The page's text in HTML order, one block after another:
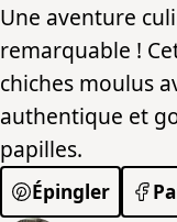
Une aventure
remarquable !
chiches moulus
authentique et
papilles.
Épingler